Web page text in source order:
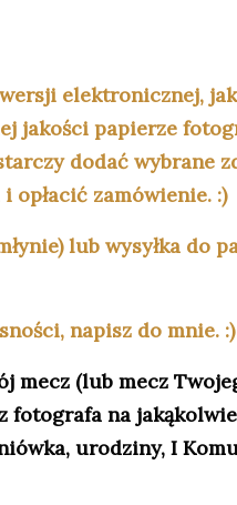
elektronicznej,
jakości papierze
dodać wybrane
zamówienie. :)
lub wysyłka do
napisz do mnie. :)
mecz (lub mecz
fotografa na
urodziny, I